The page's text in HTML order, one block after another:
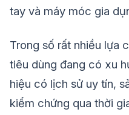
tay và máy móc gia
Trong số rất nhiều lựa
tiêu dùng đang có xu
hiệu có lịch sử uy tín,
kiểm chứng qua thời